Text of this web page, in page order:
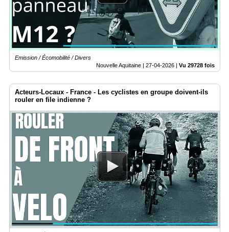
Emission / Écomobilité / Divers
Nouvelle Aquitaine | 27-04-2026 | Vu 29728 fois
Acteurs-Locaux - France - Les cyclistes en groupe doivent-ils
rouler en file indienne ?